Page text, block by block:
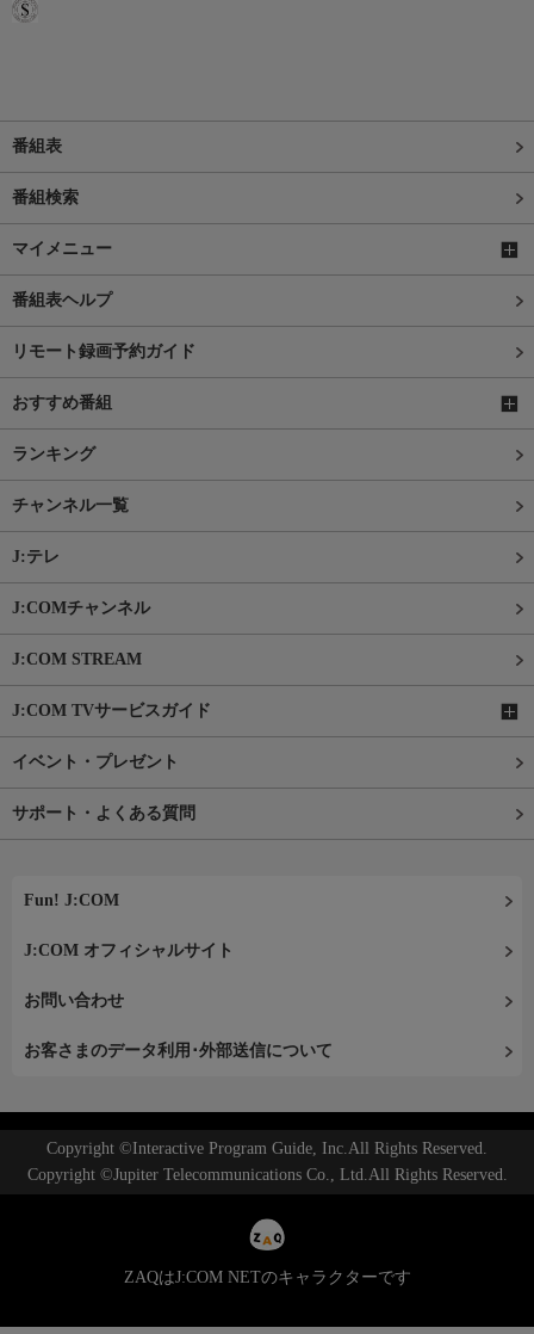
番組表
番組検索
マイメニュー
番組表ヘルプ
リモート録画予約ガイド
おすすめ番組
ランキング
チャンネル一覧
J:テレ
J:COMチャンネル
J:COM STREAM
J:COM TVサービスガイド
イベント・プレゼント
サポート・よくある質問
Fun! J:COM
J:COM オフィシャルサイト
お問い合わせ
お客さまのデータ利用･外部送信について
Copyright ©Interactive Program Guide, Inc.All Rights Reserved.
Copyright ©Jupiter Telecommunications Co., Ltd.All Rights Reserved.
ZAQはJ:COM NETのキャラクターです